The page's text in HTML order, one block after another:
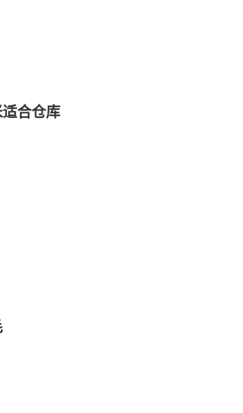
合仓库